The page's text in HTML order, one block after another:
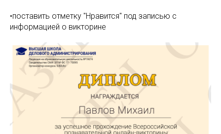
•поставить отметку "Нравится" под записью с
информацией о викторине